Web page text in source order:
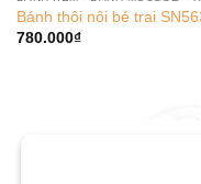
Bánh thôi nôi bé trai
780.000₫